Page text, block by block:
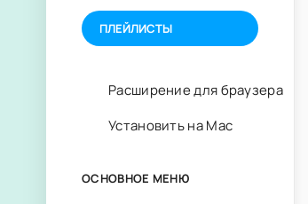
ПЛЕЙЛИСТЫ
Расширение для браузера
Установить на Mac
ОСНОВНОЕ МЕНЮ